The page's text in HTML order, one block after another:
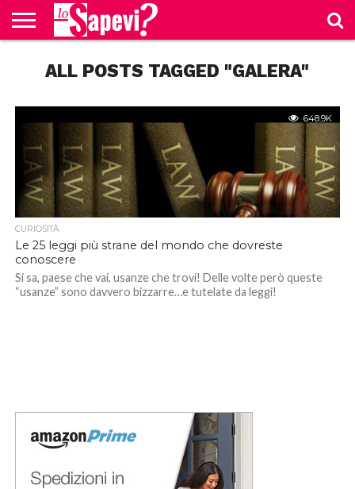
BENESSERE
GOSSIP
PRODOTTI
AMAZON
NEWS
CASA E
CUCINA
ALL POSTS TAGGED "GALERA"
648.9K
CURIOSITÀ
Le 25 leggi più strane del mondo che dovreste
conoscere
Si sa, paese che vai, usanze che trovi! Delle volte però queste
“usanze” sono davvero bizzarre…e tutelate da leggi!